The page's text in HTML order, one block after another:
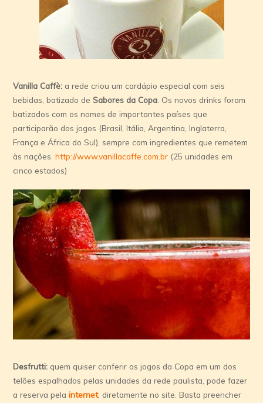
Vanilla Caffè: a rede criou um cardápio especial com seis
bebidas, batizado deSabores da Copa . Os novos drinks foram
batizados com os nomes de importantes países que
participarão dos jogos (Brasil, Itália, Argentina, Inglaterra,
França e África do Sul), sempre com ingredientes que remetem
às nações.http://www.vanillacaffe.com.br (25 unidades em
cinco estados)
Desfrutti: quem quiser conferir os jogos da Copa em um dos
telões espalhados pelas unidades da rede paulista, pode fazer
a reserva pelainternet, diretamente no site. Basta preencher